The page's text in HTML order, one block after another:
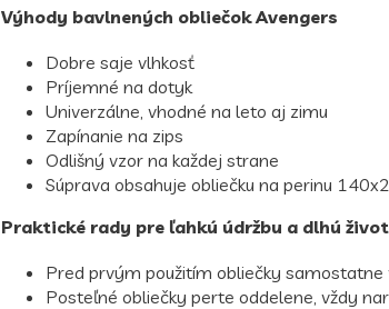
Výhody bavlnených obliečok Avengers
Dobre saje vlhkosť
Príjemné na dotyk
Univerzálne, vhodné na leto aj zimu
Zapínanie na zips
Odlišný vzor na každej strane
Súprava obsahuje obliečku na perinu
Praktické rady pre ľahkú údržbu a dlhú
Pred prvým použitím obliečky samostatne
Posteľné obliečky perte oddelene, vždy